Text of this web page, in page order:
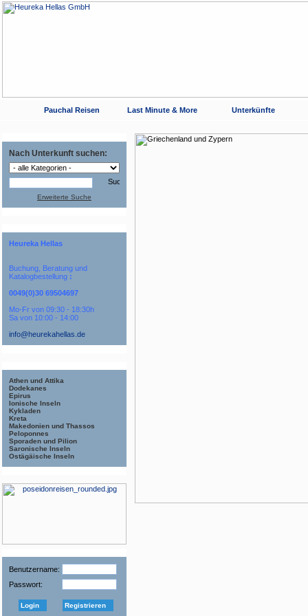
Pauchal Reisen Last Minute & More Unterkünfte
Nach Unterkunft suchen:
Erweiterte Suche
Heureka Hellas
Buchung, Beratung und
Katalogbestellung :
0049(0)30 69504697
Mo-Fr von 09:30 - 18:30h
Sa von 10:00 - 14:00
info@heurekahellas.de
Athen und Attika
Dodekanes
Epirus
Ionische Inseln
Kykladen
Kreta
Makedonien und Thassos
Peloponnes
Sporaden und Pilion
Saronische Inseln
Ostägäische Inseln
Benutzername:
Passwort:
Login Registrieren